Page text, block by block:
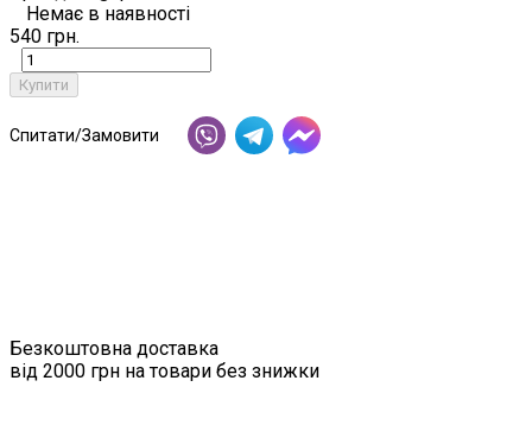
Немає в наявності
540 грн.
Купити
Спитати/Замовити
Безкоштовна доставка
від 2000 грн на товари без знижки